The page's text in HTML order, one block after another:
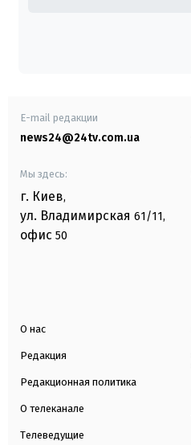
E-mail редакции
news24@24tv.com.ua
Мы здесь:
г. Киев,
ул. Владимирская 61/11,
офис 50
О нас
Редакция
Редакционная политика
О телеканале
Телеведущие